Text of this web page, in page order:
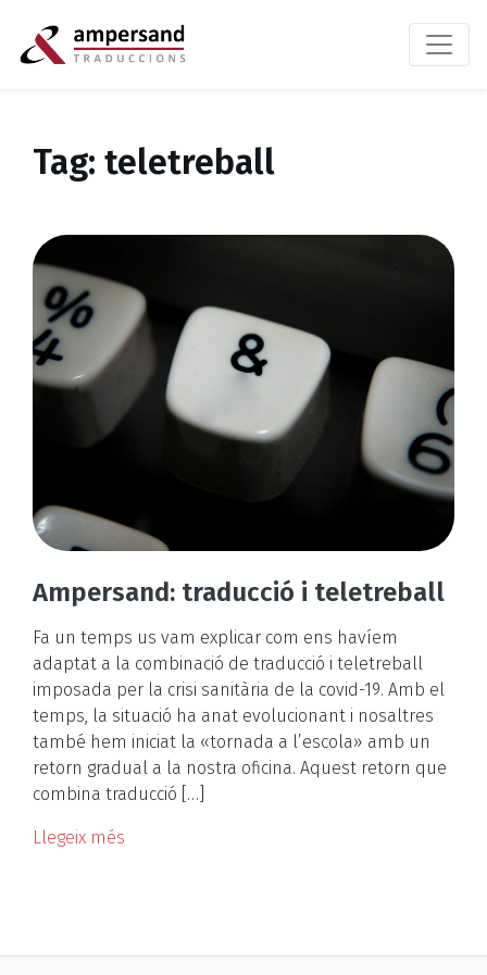
Tag: teletreball
Ampersand: traducció i teletreball
Fa un temps us vam explicar com ens havíem
adaptat a la combinació de traducció i teletreball
imposada per la crisi sanitària de la covid-19. Amb el
temps, la situació ha anat evolucionant i nosaltres
també hem iniciat la «tornada a l’escola» amb un
retorn gradual a la nostra oficina. Aquest retorn que
combina traducció […]
Llegeix més